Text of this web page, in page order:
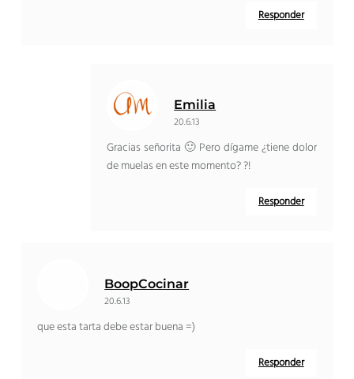
Responder
Emilia
20.6.13
Gracias señorita 🙂 Pero dígame ¿tiene dolor
de muelas en este momento? ?!
Responder
BoopCocinar
20.6.13
que esta tarta debe estar buena =)
Responder